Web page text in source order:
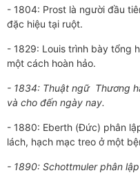
- 1804: Prost là ngư­ời đầu
đặc hiệu tại ruột.
- 1829: Louis trình bày tổng
một cách hoàn hảo.
- 1834: Thuật ngữ Th­­ương
và cho đến ngày nay.
- 1880: Eberth (Đức) phân
lách, hạch mạc treo ở một
- 1890: Schottmuler phân